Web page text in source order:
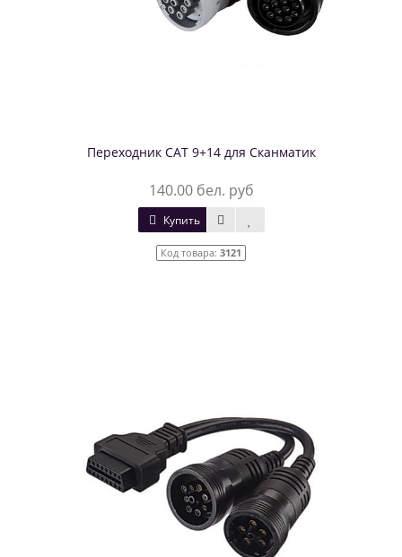
Переходник CAT 9+14 для Сканматик
140.00 бел. руб
Купить
Код товара: 3121